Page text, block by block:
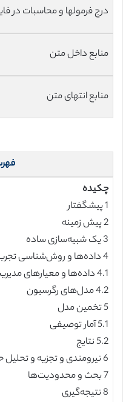
درج فرمولها و محاسبات در
منابع داخل متن
منابع انتهای متن
چکیده
1 پیشگفتار
2 پیش زمینه
3 یک شبیه‌سازی ساده
4 داده‌ها و روش‌شناسی تجربی
4.1 داده‌ها و معیارهای مدیریت سود
4.2 مدل‌های رگرسیون
5 تخمین مدل
5.1 آمار توصیفی
5.2 نتایج
6 نیرومندی و تجزیه و تحلیل حساسیت
7 بحث و محدودیت‌ها
8 نتیجه‌گیری